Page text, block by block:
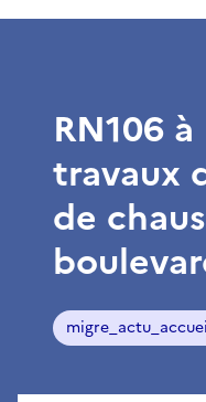
RN106
travaux
de